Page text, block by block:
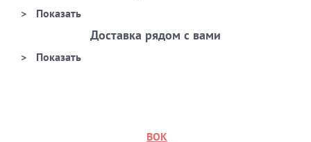
Доставка рядом с вами
ВОК